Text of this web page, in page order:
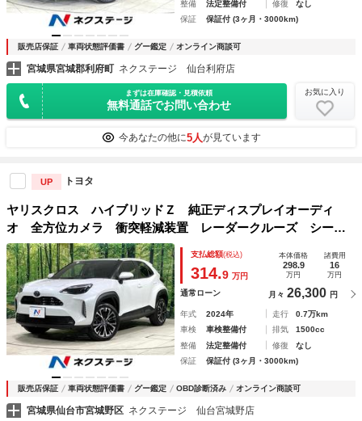
整備
法定整備付 修復
なし
保証
保証付 (3ヶ月・3000km)
販売店保証 車両状態評価書 グー鑑定 オンライン商談可
宮城県宮城郡利府町 ネクステージ 仙台利府店
まずは在庫確認・見積依頼
無料通話でお問い合わせ
お気に入り
今あなたの他に5人が見ています
UP トヨタ
ヤリスクロス ハイブリッドＺ 純正ディスプレイオーディ
オ 全方位カメラ 衝突軽減装置 レーダークルーズ シート
ヒーター パワーシート ＥＴＣ ＬＥＤヘッド オートハイ
ビーム ステアリングヒーター ブラインドスポットモニター
支払総額(税込)
314.9 万円
本体価格
298.9
万円
諸費用
16
万円
通常ローン 月々 26,300 円
年式 2024年 走行
0.7万km
車検
車検整備付 排気
1500cc
整備
法定整備付 修復
なし
保証
保証付 (3ヶ月・3000km)
販売店保証 車両状態評価書 グー鑑定 OBD診断済み オンライン商談可
宮城県仙台市宮城野区 ネクステージ 仙台宮城野店